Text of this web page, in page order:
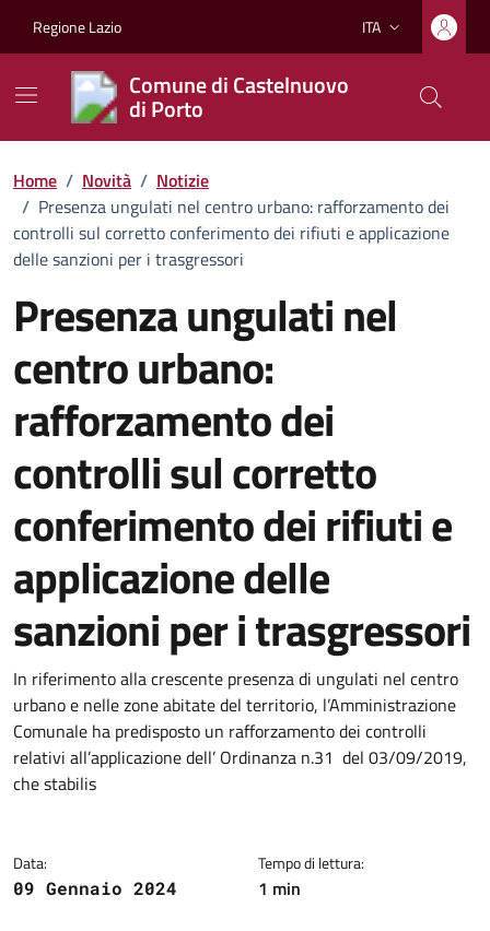
Regione Lazio Lingua attiva:
ITA
Comune di Castelnuovo
di Porto
Home / Novità / Notizie
/ Presenza ungulati nel centro urbano: rafforzamento dei
controlli sul corretto conferimento dei rifiuti e applicazione
delle sanzioni per i trasgressori
Presenza ungulati nel
centro urbano:
rafforzamento dei
controlli sul corretto
conferimento dei rifiuti e
applicazione delle
sanzioni per i trasgressori
Dettagli della notizia
In riferimento alla crescente presenza di ungulati nel centro
urbano e nelle zone abitate del territorio, l’Amministrazione
Comunale ha predisposto un rafforzamento dei controlli
relativi all’applicazione dell’ Ordinanza n.31 del 03/09/2019,
che stabilis
Data:
09 Gennaio 2024
Tempo di lettura:
1 min